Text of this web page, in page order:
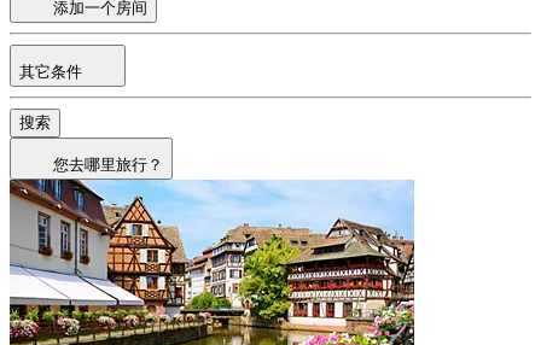
添加一个房间
其它条件
搜索
您去哪里旅行？